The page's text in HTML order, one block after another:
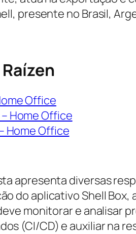
presente no Brasil,
Office
Home Office
Home Office
apresenta diversas
do aplicativo Shell
monitorar e analisar
(CI/CD) e auxiliar na